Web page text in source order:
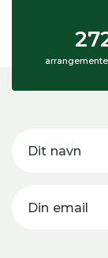
Dit navn
Din email